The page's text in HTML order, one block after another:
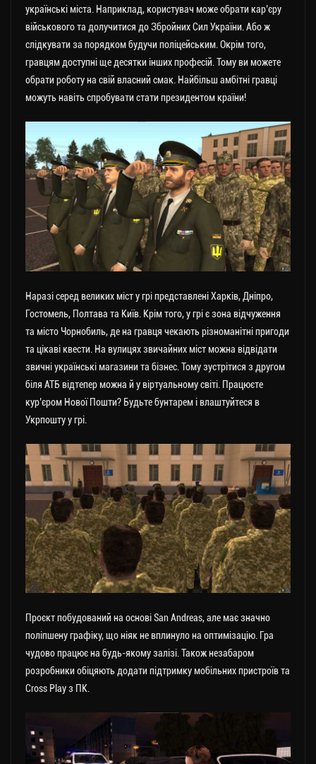
українські міста. Наприклад, користувач може обрати кар’єру
військового та долучитися до Збройних Сил України. Або ж
слідкувати за порядком будучи поліцейським. Окрім того,
гравцям доступні ще десятки інших професій. Тому ви можете
обрати роботу на свій власний смак. Найбільш амбітні гравці
можуть навіть спробувати стати президентом країни!
Наразі серед великих міст у грі представлені Харків, Дніпро,
Гостомель, Полтава та Київ. Крім того, у грі є зона відчуження
та місто Чорнобиль, де на гравця чекають різноманітні пригоди
та цікаві квести. На вулицях звичайних міст можна відвідати
звичні українські магазини та бізнес. Тому зустрітися з другом
біля АТБ відтепер можна й у віртуальному світі. Працюєте
кур’єром Нової Пошти? Будьте бунтарем і влаштуйтеся в
Укрпошту у грі.
Проєкт побудований на основі San Andreas, але має значно
поліпшену графіку, що ніяк не вплинуло на оптимізацію. Гра
чудово працює на будь-якому залізі. Також незабаром
розробники обіцяють додати підтримку мобільних пристроїв та
Cross Play з ПК.